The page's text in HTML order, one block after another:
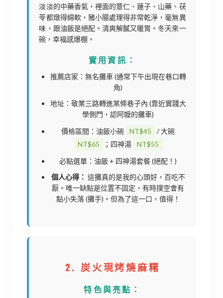
淡淡的中藥香氣，裡面的薏仁、蓮子、山藥、茯
苓都燉得綿軟，豬小腸處理得非常乾淨，毫無異
味，跟油飯是絕配。清爽解膩又暖胃。冬天來一
碗，幸福感爆棚。
實用資訊：
推薦店家：無名攤車 (通常下午出現在巷口轉
角)
地址：敬業三路轉進某條巷子內 (靠近實踐大
學側門，認阿嬤的攤車)
價格區間：油飯小碗
NT$45
/ 大碗
NT$65
；四神湯
NT$55
必點選單：油飯 + 四神湯套餐 (絕配！)
個人心得： 這攤真的是我的心頭好，百吃不
厭。唯一缺點是位置不固定，有時撲空會有
點小失落 (攤手)。但為了這一口，值得！
2. 炭火現烤燒麻糬
特色與亮點：